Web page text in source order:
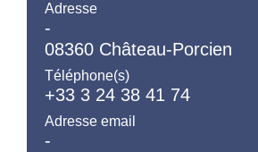
Adresse
-
08360 Château-Porcien
Téléphone(s)
+33 3 24 38 41 74
Adresse email
-